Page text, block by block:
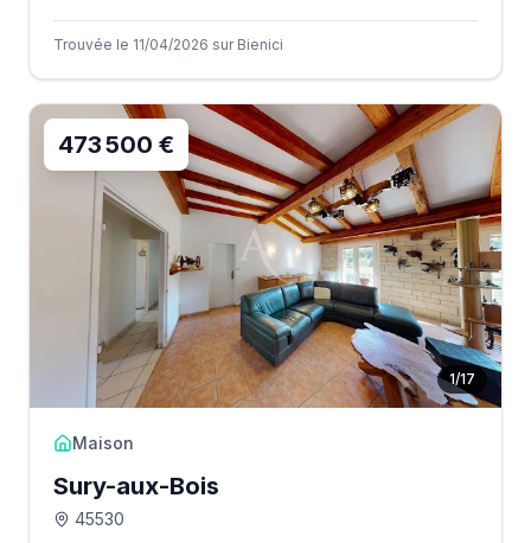
Trouvée le 11/04/2026 sur Bienici
1/17
473 500 €
Maison
Sury-aux-Bois
45530